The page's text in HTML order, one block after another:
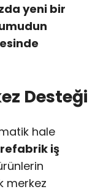
yeni bir
Desteği
hale
iş
merkez